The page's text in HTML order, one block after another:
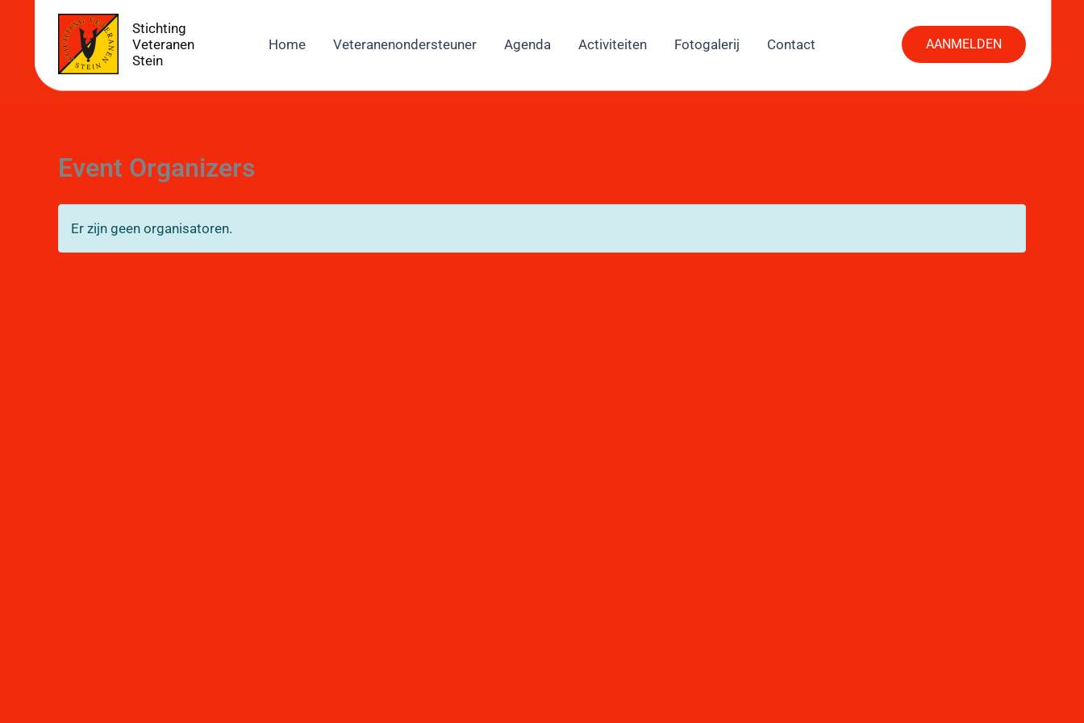
inhoud
Stichting
Veteranen
Stein
Home Veteranenondersteuner Agenda Activiteiten Fotogalerij Contact AANMELDEN
Event Organizers
Er zijn geen organisatoren.